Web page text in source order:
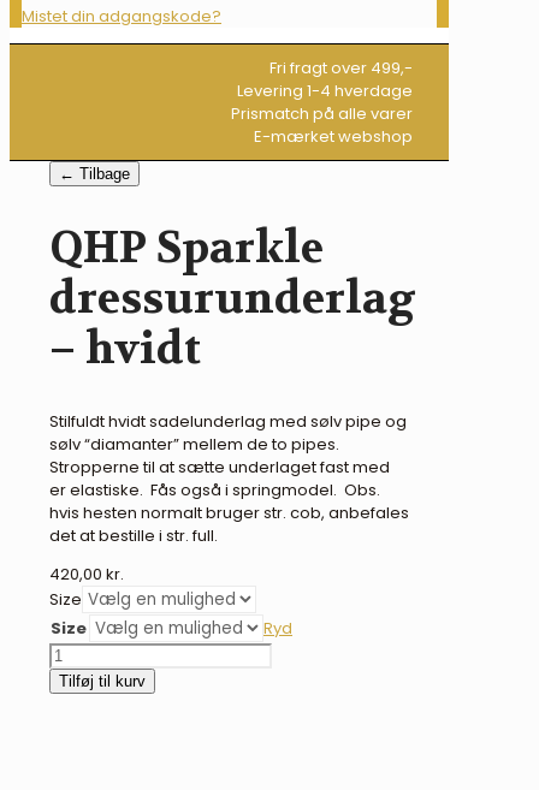
Mistet din adgangskode?
Fri fragt over 499,-
Levering 1-4 hverdage
Prismatch på alle varer
E-mærket webshop
← Tilbage
QHP Sparkle
dressurunderlag
– hvidt
Stilfuldt hvidt sadelunderlag med sølv pipe og
sølv “diamanter” mellem de to pipes.
Stropperne til at sætte underlaget fast med
er elastiske. Fås også i springmodel. Obs.
hvis hesten normalt bruger str. cob, anbefales
det at bestille i str. full.
420,00 kr.
Size
Size
Ryd
QHP
Sparkle
dressurunderlag
Tilføj til kurv